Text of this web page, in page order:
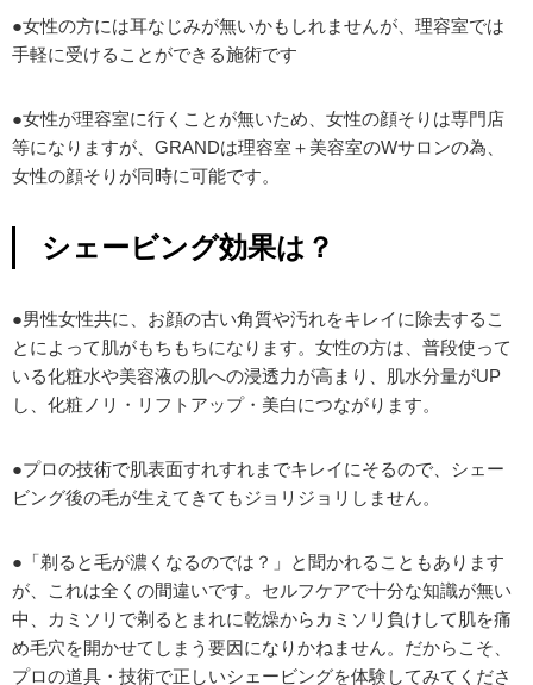
●女性の方には耳なじみが無いかもしれませんが、理容室では
手軽に受けることができる施術です
●女性が理容室に行くことが無いため、女性の顔そりは専門店
等になりますが、GRANDは理容室＋美容室のWサロンの為、
女性の顔そりが同時に可能です。
シェービング効果は？
●男性女性共に、お顔の古い角質や汚れをキレイに除去するこ
とによって肌がもちもちになります。女性の方は、普段使って
いる化粧水や美容液の肌への浸透力が高まり、肌水分量がUP
し、化粧ノリ・リフトアップ・美白につながります。
●プロの技術で肌表面すれすれまでキレイにそるので、シェー
ビング後の毛が生えてきてもジョリジョリしません。
●「剃ると毛が濃くなるのでは？」と聞かれることもあります
が、これは全くの間違いです。セルフケアで十分な知識が無い
中、カミソリで剃るとまれに乾燥からカミソリ負けして肌を痛
め毛穴を開かせてしまう要因になりかねません。だからこそ、
プロの道具・技術で正しいシェービングを体験してみてくださ